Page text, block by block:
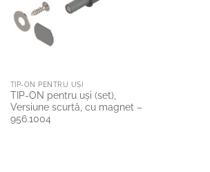
TIP-ON PENTRU UŞI
TIP-ON pentru uşi (set),
Versiune scurtă, cu magnet –
956.1004